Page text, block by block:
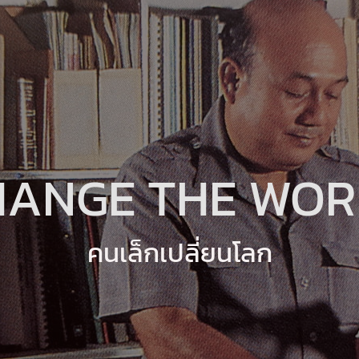
THE
คนเล็กเปลี่ยนโลก